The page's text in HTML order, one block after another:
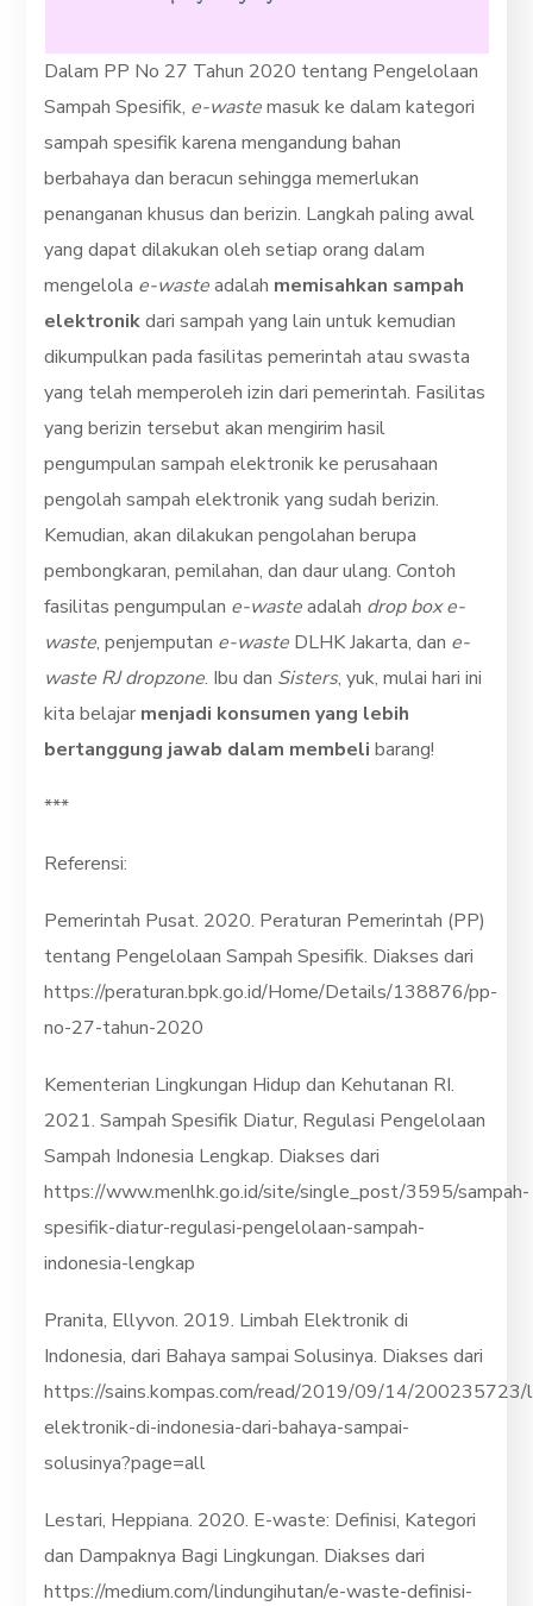
Dalam PP No 27 Tahun 2020 tentang Pengelolaan
Sampah Spesifik, e-wastemasuk ke dalam kategori
sampah spesifik karena mengandung bahan
berbahaya dan beracun sehingga memerlukan
penanganan khusus dan berizin. Langkah paling awal
yang dapat dilakukan oleh setiap orang dalam
mengelola e-wasteadalah memisahkan sampah
elektronikdari sampah yang lain untuk kemudian
dikumpulkan pada fasilitas pemerintah atau swasta
yang telah memperoleh izin dari pemerintah. Fasilitas
yang berizin tersebut akan mengirim hasil
pengumpulan sampah elektronik ke perusahaan
pengolah sampah elektronik yang sudah berizin.
Kemudian, akan dilakukan pengolahan berupa
pembongkaran, pemilahan, dan daur ulang. Contoh
fasilitas pengumpulan e-wasteadalah drop box e-
waste, penjemputan e-waste DLHK Jakarta, dan e-
waste RJ dropzone. Ibu dan Sisters, yuk, mulai hari ini
kita belajar menjadi konsumen yang lebih
bertanggung jawab dalam membeli barang!
***
Referensi:
Pemerintah Pusat. 2020. Peraturan Pemerintah (PP)
tentang Pengelolaan Sampah Spesifik. Diakses dari
https://peraturan.bpk.go.id/Home/Details/138876/pp-
no-27-tahun-2020
Kementerian Lingkungan Hidup dan Kehutanan RI.
2021. Sampah Spesifik Diatur, Regulasi Pengelolaan
Sampah Indonesia Lengkap. Diakses dari
https://www.menlhk.go.id/site/single_post/3595/sampah-
spesifik-diatur-regulasi-pengelolaan-sampah-
indonesia-lengkap
Pranita, Ellyvon. 2019. Limbah Elektronik di
Indonesia, dari Bahaya sampai Solusinya. Diakses dari
https://sains.kompas.com/read/2019/09/14/200235723/
elektronik-di-indonesia-dari-bahaya-sampai-
solusinya?page=all
Lestari, Heppiana. 2020. E-waste: Definisi, Kategori
dan Dampaknya Bagi Lingkungan. Diakses dari
https://medium.com/lindungihutan/e-waste-definisi-